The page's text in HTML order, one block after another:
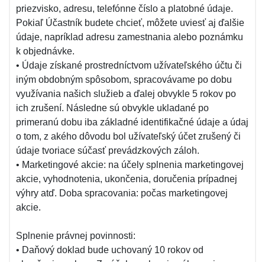
priezvisko, adresu, telefónne číslo a platobné údaje.
Pokiaľ Účastník budete chcieť, môžete uviesť aj ďalšie
údaje, napríklad adresu zamestnania alebo poznámku
k objednávke.
• Údaje získané prostredníctvom užívateľského účtu či
iným obdobným spôsobom, spracovávame po dobu
využívania našich služieb a ďalej obvykle 5 rokov po
ich zrušení. Následne sú obvykle ukladané po
primeranú dobu iba základné identifikačné údaje a údaj
o tom, z akého dôvodu bol užívateľský účet zrušený či
údaje tvoriace súčasť prevádzkových záloh.
• Marketingové akcie: na účely splnenia marketingovej
akcie, vyhodnotenia, ukončenia, doručenia prípadnej
výhry atď. Doba spracovania: počas marketingovej
akcie.
Splnenie právnej povinnosti:
• Daňový doklad bude uchovaný 10 rokov od